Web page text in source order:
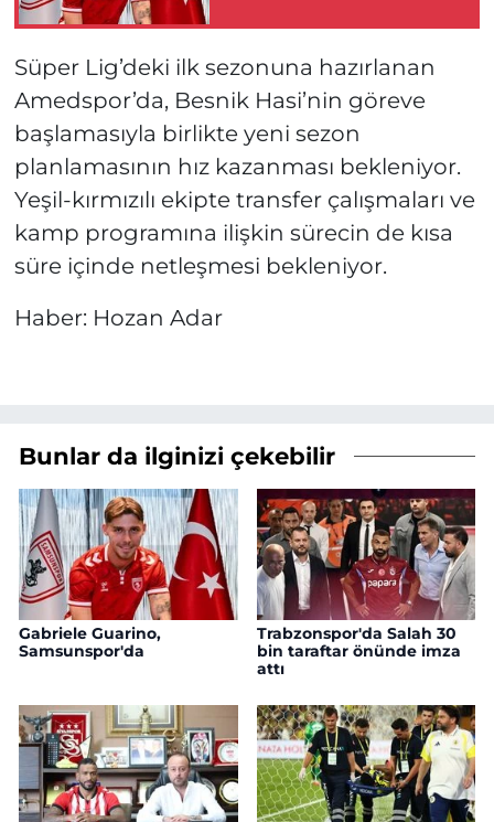
Süper Lig’deki ilk sezonuna hazırlanan
Amedspor’da, Besnik Hasi’nin göreve
başlamasıyla birlikte yeni sezon
planlamasının hız kazanması bekleniyor.
Yeşil-kırmızılı ekipte transfer çalışmaları ve
kamp programına ilişkin sürecin de kısa
süre içinde netleşmesi bekleniyor.
Haber: Hozan Adar
Bunlar da ilginizi çekebilir
Gabriele Guarino,
Samsunspor'da
Trabzonspor'da Salah 30
bin taraftar önünde imza
attı